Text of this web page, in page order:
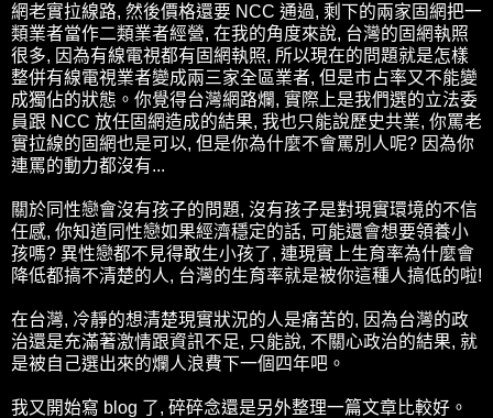
網老實拉線路, 然後價格還要 NCC 通過, 剩下的兩家固網把一
類業者當作二類業者經營, 在我的角度來說, 台灣的固網執照
很多, 因為有線電視都有固網執照, 所以現在的問題就是怎樣
整併有線電視業者變成兩三家全區業者, 但是市占率又不能變
成獨佔的狀態。你覺得台灣網路爛, 實際上是我們選的立法委
員跟 NCC 放任固網造成的結果, 我也只能說歷史共業, 你罵老
實拉線的固網也是可以, 但是你為什麼不會罵別人呢? 因為你
連罵的動力都沒有...
關於同性戀會沒有孩子的問題, 沒有孩子是對現實環境的不信
任感, 你知道同性戀如果經濟穩定的話, 可能還會想要領養小
孩嗎? 異性戀都不見得敢生小孩了, 連現實上生育率為什麼會
降低都搞不清楚的人, 台灣的生育率就是被你這種人搞低的啦!
在台灣, 冷靜的想清楚現實狀況的人是痛苦的, 因為台灣的政
治還是充滿著激情跟資訊不足, 只能說, 不關心政治的結果, 就
是被自己選出來的爛人浪費下一個四年吧。
我又開始寫 blog 了, 碎碎念還是另外整理一篇文章比較好。